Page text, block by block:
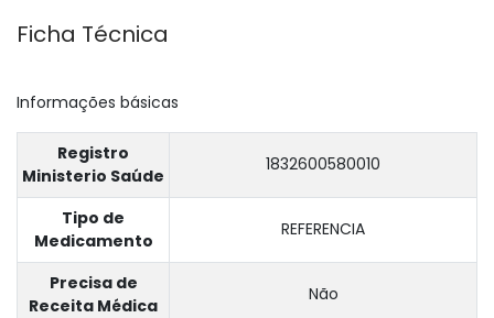
Ficha Técnica
Informações básicas
Registro
Ministerio Saúde
1832600580010
Tipo de
Medicamento
REFERENCIA
Precisa de
Receita Médica
Não